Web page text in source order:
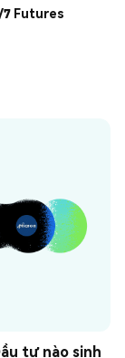
7 Futures
tư nào sinh